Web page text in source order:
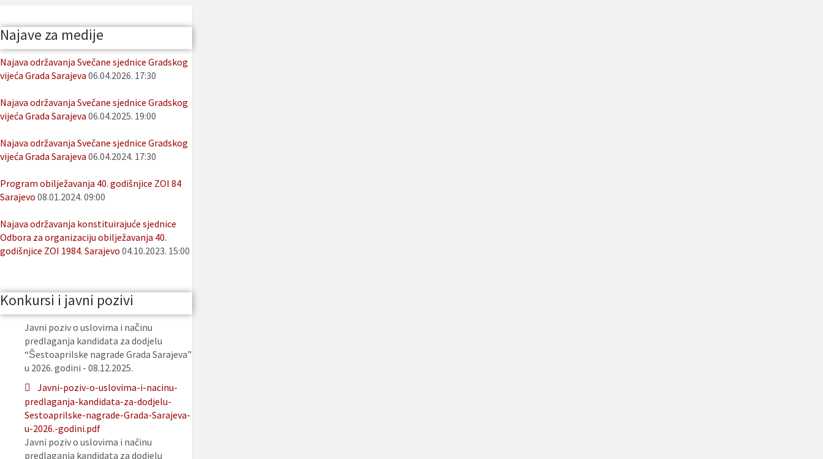
Najave za medije
Najava održavanja Svečane sjednice Gradskog
vijeća Grada Sarajeva 06.04.2026. 17:30
Najava održavanja Svečane sjednice Gradskog
vijeća Grada Sarajeva 06.04.2025. 19:00
Najava održavanja Svečane sjednice Gradskog
vijeća Grada Sarajeva 06.04.2024. 17:30
Program obilježavanja 40. godišnjice ZOI 84
Sarajevo 08.01.2024. 09:00
Najava održavanja konstituirajuće sjednice
Odbora za organizaciju obilježavanja 40.
godišnjice ZOI 1984. Sarajevo 04.10.2023. 15:00
Konkursi i javni pozivi
Javni poziv o uslovima i načinu
predlaganja kandidata za dodjelu
“Šestoaprilske nagrade Grada Sarajeva”
u 2026. godini - 08.12.2025.
Javni-poziv-o-uslovima-i-nacinu-
predlaganja-kandidata-za-dodjelu-
Sestoaprilske-nagrade-Grada-Sarajeva-
u-2026.-godini.pdf
Javni poziv o uslovima i načinu
predlaganja kandidata za dodjelu